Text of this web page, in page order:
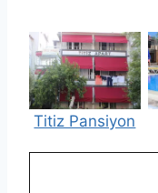
Titiz Pansiyon